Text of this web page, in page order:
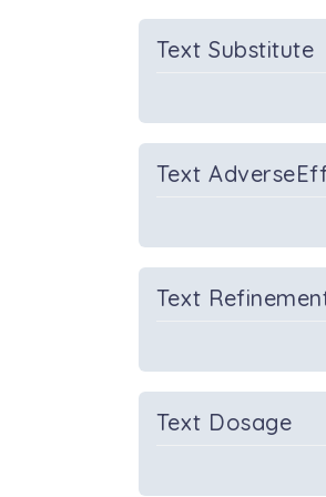
Text Substitute
Text
Text
Text Dosage